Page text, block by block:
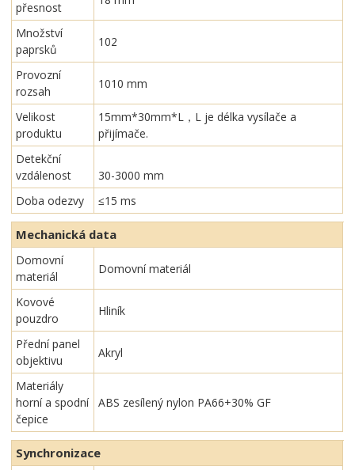
přesnost
Množství
paprsků
102
Provozní
rozsah
1010 mm
Velikost
produktu
15mm*30mm*L，L je délka vysílače a
přijímače.
Detekční
vzdálenost
30-3000 mm
Doba odezvy
≤15 ms
Mechanická data
Domovní
materiál
Domovní materiál
Kovové
pouzdro
Hliník
Přední panel
objektivu
Akryl
Materiály
horní a spodní
čepice
ABS zesílený nylon PA66+30% GF
Synchronizace